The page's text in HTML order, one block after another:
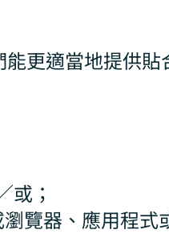
更適當地提供貼
或；
覽器、應用程式